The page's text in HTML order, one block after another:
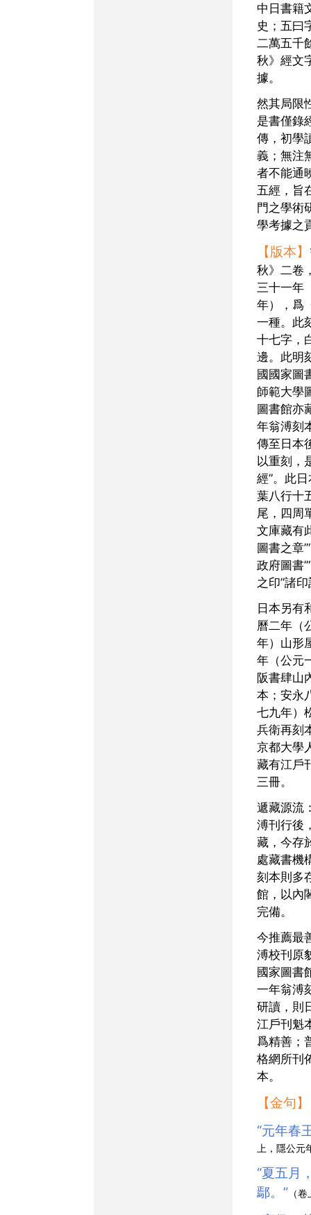
中日書籍
史；五曰
二萬五千
秋》經文
據。
然其局限性亦不可諱言：
是書僅錄
傳，初學
義；無注
者不能通
五經，旨
門之學術
學考據之
【版本】
秋》二卷
三十一年
年），爲
一種。此
十七字，
邊。此明
國國家圖
師範大學
圖書館亦
年翁溥刻
傳至日本
以重刻，
經”。此
葉八行十
尾，四周
文庫藏有
圖書之章
政府圖書
之印”諸
日本另有和刻本多種：明
曆二年（
年）山形
年（公元
阪書肆山
本；安永
七九年）
兵衛再刻
京都大學
藏有江戶
三冊。
遞藏源流：明刻原本自翁
溥刊行後
藏，今存
處藏書機
刻本則多
館，以內
完備。
今推薦最善版本：欲觀翁
溥校刊原
國家圖書
一年翁溥
研讀，則
江戶刊魁
爲精善；
格網所刊
本。
【金句】
“元年
上，隱公元
“夏五月，鄭伯克段于
鄢。” （